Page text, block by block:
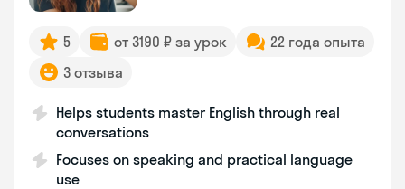
5 от 3190 ₽ за урок
22 года опыта
3 отзыва
Helps students master English through real
conversations
Focuses on speaking and practical language
use